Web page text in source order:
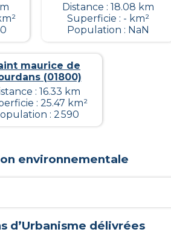
Distance : 18.08 km
Superficie : - km²
Population : NaN
maurice de
(01800)
: 16.33 km
: 25.47 km²
: 2 590
environnementale
d’Urbanisme délivrées